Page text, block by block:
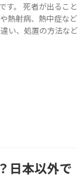
す。 死者が出ること
熱射病、熱中症など
い、処置の方法など
日本以外で